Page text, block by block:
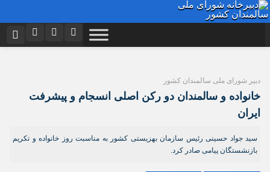
توییتر
رمز عبور
مرا به خاطر بسپار
دبیر شورای ملی سالمندان کشور
خانواده و سالمندان دو رکن اصلی انسجام و پیشرفت
ایران
سید جواد حسینی رئیس سازمان بهزیستی کشور به مناسبت روز خانواده و تکریم
بازنشستگان پیامی صادر کرد.
دیدگاه های ارسال شده توسط شما، پس از تایید توسط تیم مدیریت در وب
منتشر خواهد شد.
پیام هایی که حاوی تهمت یا افترا باشد منتشر نخواهد شد.